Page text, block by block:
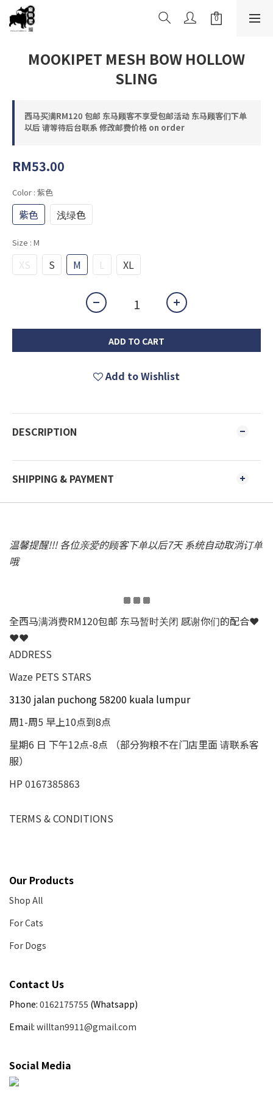
MOOKIPET MESH BOW HOLLOW
SLING
西马买满RM120 包邮 东马顾客不享受包邮活动 东马顾客们下单
以后 请等待后台联系 修改邮费价格 on order
RM53.00
Color : 紫色
紫色 浅绿色
Size : M
XS S M L XL
ADD TO CART
Add to Wishlist
DESCRIPTION
SHIPPING & PAYMENT
温馨提醒!!! 各位亲爱的顾客下单以后7天 系统自动取消订单
哦
全西马满消费RM120包邮 东马暂时关闭 感谢你们的配合❤
❤❤
ADDRESS
Waze PETS STARS
3130 jalan puchong 58200 kuala lumpur
周1-周5 早上10点到8点
星期6 日 下午12点-8点 （部分狗粮不在门店里面 请联系客
服）
HP 0167385863
TERMS & CONDITIONS
Our Products
Shop All
For Cats
For Dogs
Contact Us
Phone: 0162175755 (Whatsapp)
Email: willtan9911@gmail.com
Social Media